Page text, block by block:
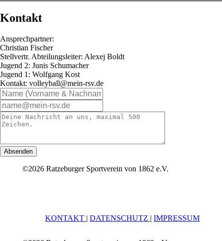
Kontakt
Ansprechpartner:
Christian Fischer
Stellvertr. Abteilungsleiter: Alexej Boldt
Jugend 2: Junis Schumacher
Jugend 1: Wolfgang Kost
Kontakt: volleyball@mein-rsv.de
Absenden
©2026 Ratzeburger Sportverein von 1862 e.V.
KONTAKT |DATENSCHUTZ |IMPRESSUM